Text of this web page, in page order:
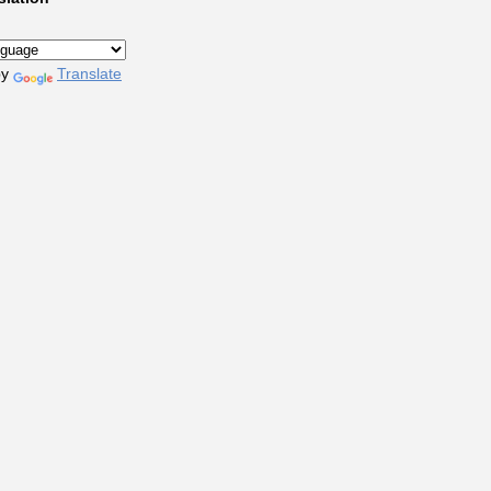
Translate